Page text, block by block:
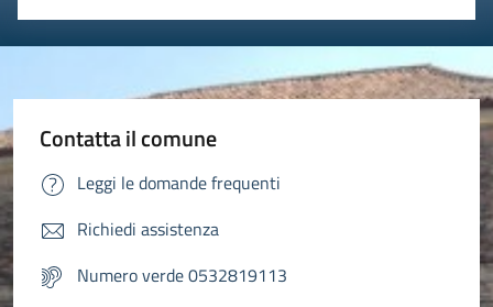
Valuta 5 stelle su 5
Valuta 4 stelle su 5
Valuta 3 stelle su 5
Valuta 2 stelle su 5
Valuta 1 stelle su 5
Contatta il comune
Leggi le domande frequenti
Richiedi assistenza
Numero verde 0532819113